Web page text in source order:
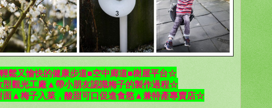
鬆又愉快的健康步道■空中廊道■樹屋平台☆
觀光工廠▲帶小朋友認識梅子的製作過程☆
▲梅子入菜，酸甜可口促進食慾▲兼特產專賣店☆